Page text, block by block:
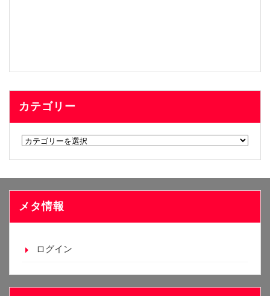
カテゴリー
カ
リ
ー
メタ情報
ログイン